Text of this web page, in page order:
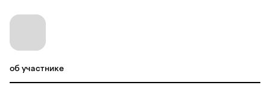
об участнике